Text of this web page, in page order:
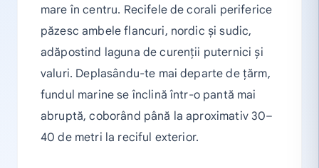
mare în centru. Recifele de corali periferice
păzesc ambele flancuri, nordic și sudic,
adăpostind laguna de curenții puternici și
valuri. Deplasându-te mai departe de țărm,
fundul marine se înclină într-o pantă mai
abruptă, coborând până la aproximativ 30–
40 de metri la reciful exterior.